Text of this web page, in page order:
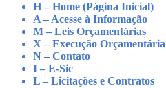
H – Home (Página Inicial)
A – Acesse à Informação
M – Leis Orçamentárias
X – Execução Orçamentária
N – Contato
I – E-Sic
L – Licitações e Contratos